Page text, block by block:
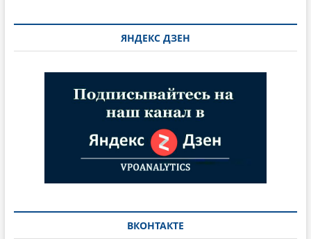
ЯНДЕКС ДЗЕН
ВКОНТАКТЕ